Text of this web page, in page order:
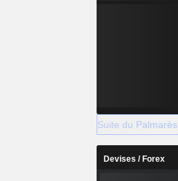
Suite du Palmarès
Devises / Forex